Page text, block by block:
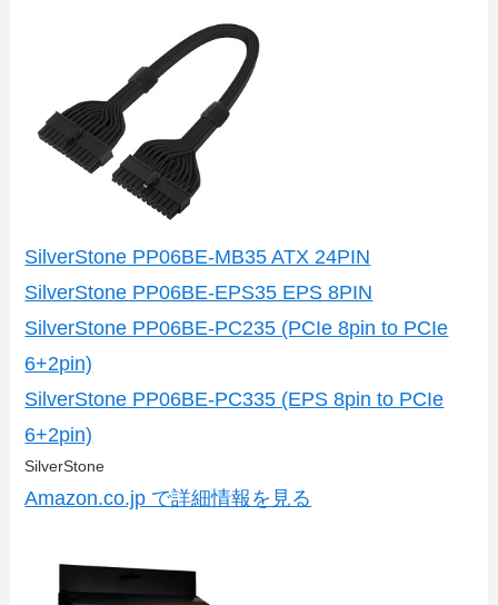
SilverStone PP06BE-MB35 ATX 24PIN
SilverStone PP06BE-EPS35 EPS 8PIN
SilverStone PP06BE-PC235 (PCIe 8pin to PCIe
6+2pin)
SilverStone PP06BE-PC335 (EPS 8pin to PCIe
6+2pin)
SilverStone
Amazon.co.jp で詳細情報を見る